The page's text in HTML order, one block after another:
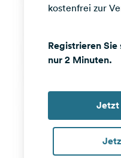
kostenfrei zur
Registrieren
nur 2 Minuten.
Jetzt